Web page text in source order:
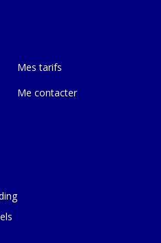
Mes tarifs
Me contacter